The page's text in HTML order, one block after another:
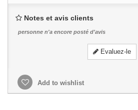
Notes et avis clients
personne n'a encore posté d'avis
Evaluez-le
Add to wishlist